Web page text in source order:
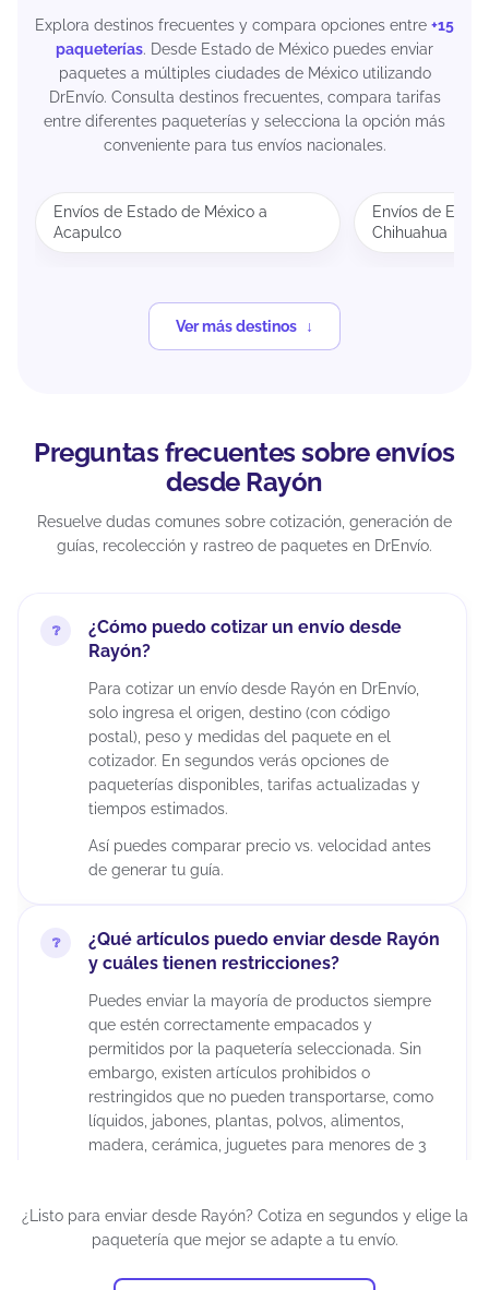
Explora destinos frecuentes y compara opciones entre +15
paqueterías. Desde Estado de México puedes enviar
paquetes a múltiples ciudades de México utilizando
DrEnvío. Consulta destinos frecuentes, compara tarifas
entre diferentes paqueterías y selecciona la opción más
conveniente para tus envíos nacionales.
Envíos de Estado de México a
Acapulco
Envíos de
Chihuahua
Ver más destinos
Preguntas frecuentes sobre envíos
desde Rayón
Resuelve dudas comunes sobre cotización, generación de
guías, recolección y rastreo de paquetes en DrEnvío.
¿Cómo puedo cotizar un envío desde
Rayón?
Para cotizar un envío desde Rayón en DrEnvío,
solo ingresa el origen, destino (con código
postal), peso y medidas del paquete en el
cotizador. En segundos verás opciones de
paqueterías disponibles, tarifas actualizadas y
tiempos estimados.
Así puedes comparar precio vs. velocidad antes
de generar tu guía.
¿Qué artículos puedo enviar desde Rayón
y cuáles tienen restricciones?
Puedes enviar la mayoría de productos siempre
que estén correctamente empacados y
permitidos por la paquetería seleccionada. Sin
embargo, existen artículos prohibidos o
restringidos que no pueden transportarse, como
líquidos, jabones, plantas, polvos, alimentos,
madera, cerámica, juguetes para menores de 3
armas artificiales, restos humanos o animales,
diamantes industriales, pornografía, billetes de
¿Listo para enviar desde Rayón? Cotiza en segundos y elige la
paquetería que mejor se adapte a tu envío.